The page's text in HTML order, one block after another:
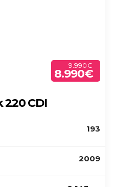
9.990€
8.990€
220 CDI
193
2009